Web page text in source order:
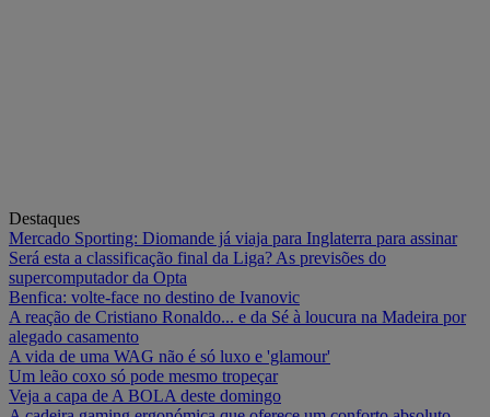
Destaques
Mercado Sporting: Diomande já viaja para Inglaterra para assinar
Será esta a classificação final da Liga? As previsões do
supercomputador da Opta
Benfica: volte-face no destino de Ivanovic
A reação de Cristiano Ronaldo... e da Sé à loucura na Madeira por
alegado casamento
A vida de uma WAG não é só luxo e 'glamour'
Um leão coxo só pode mesmo tropeçar
Veja a capa de A BOLA deste domingo